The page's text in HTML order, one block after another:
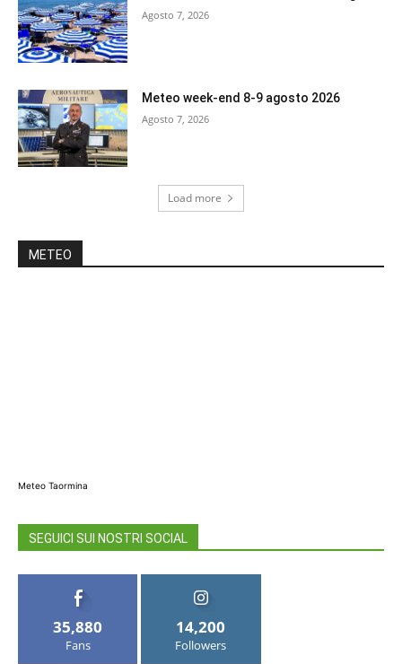
Agosto 7, 2026
Meteo week-end 8-9 agosto 2026
Agosto 7, 2026
Load more
METEO
Meteo Taormina
SEGUICI SUI NOSTRI SOCIAL
35,880
Fans
14,200
Followers